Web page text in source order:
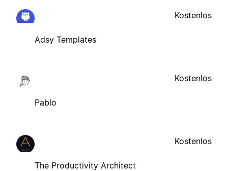
Adsy Templates
Kostenlos
Pablo
Kostenlos
The Productivity Architect
Kostenlos